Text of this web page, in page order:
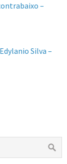
–
Silva –